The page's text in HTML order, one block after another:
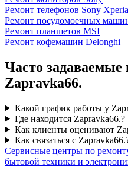
Ремонт телефонов Sony Xperia
Ремонт посудомоечных
Ремонт планшетов MSI
Ремонт кофемашин Delonghi
Часто задаваемые
Zapravka66.
Какой график работы у
Где находится Zapravka66.?
Как клиенты оценивают
Как связаться с
Сервисные центры по
бытовой техники и